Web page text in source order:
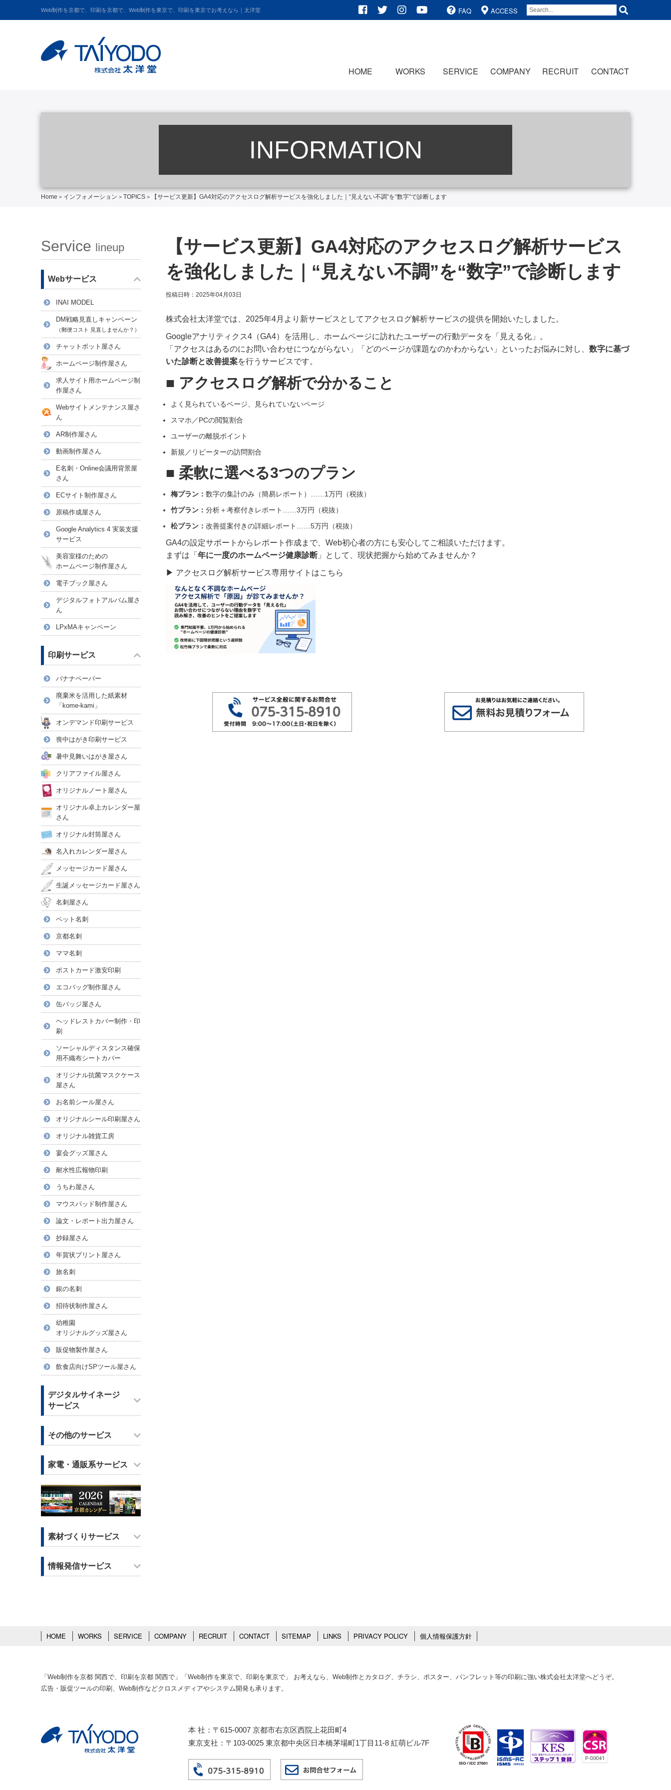
Web制作を京都で、印刷を京都で、Web制作を東京で、印刷を東京でお考えなら｜太洋堂 FAQ ACCESS
HOME WORKS SERVICE COMPANY RECRUIT CONTACT
INFORMATION
Home > インフォメーション > TOPICS > 【サービス更新】GA4対応のアクセスログ解析サービスを強化しました｜“見えない不調”を“数字”で診断します
【サービス更新】GA4対応のアクセスログ解析サービス
を強化しました｜“見えない不調”を“数字”で診断します
投稿日時：2025年04月03日
株式会社太洋堂では、2025年4月より新サービスとしてアクセスログ解析サービスの提供を開始いたしました。
Googleアナリティクス4（GA4）を活用し、ホームページに訪れたユーザーの行動データを「見える化」。
「アクセスはあるのにお問い合わせにつながらない」「どのページが課題なのかわからない」といったお悩みに対し、 数字に基づ
いた診断と改善提案を行うサービスです。
■ アクセスログ解析で分かること
よく見られているページ、見られていないページ
スマホ／PCの閲覧割合
ユーザーの離脱ポイント
新規／リピーターの訪問割合
■ 柔軟に選べる3つのプラン
梅プラン： 数字の集計のみ（簡易レポート）……1万円（税抜）
竹プラン： 分析＋考察付きレポート……3万円（税抜）
松プラン： 改善提案付きの詳細レポート……5万円（税抜）
GA4の設定サポートからレポート作成まで、Web初心者の方にも安心してご相談いただけます。
まずは「 年に一度のホームページ健康診断 」として、現状把握から始めてみませんか？
▶ アクセスログ解析サービス専用サイトはこちら
Service lineup
Webサービス
INAI MODEL
DM戦略見直しキャンペーン
（郵便コスト 見直しませんか？）
チャットボット屋さん
ホームページ制作屋さん
求人サイト用ホームページ制
作屋さん
Webサイトメンテナンス屋さ
ん
AR制作屋さん
動画制作屋さん
E名刺・Online会議用背景屋
さん
ECサイト制作屋さん
原稿作成屋さん
Google Analytics 4 実装支援
サービス
美容室様のための
ホームページ制作屋さん
電子ブック屋さん
デジタルフォトアルバム屋さ
ん
LPxMAキャンペーン
印刷サービス
バナナペーパー
廃棄米を活用した紙素材
「kome-kami」
オンデマンド印刷サービス
喪中はがき印刷サービス
暑中見舞いはがき屋さん
クリアファイル屋さん
オリジナルノート屋さん
オリジナル卓上カレンダー屋
さん
オリジナル封筒屋さん
名入れカレンダー屋さん
メッセージカード屋さん
生誕メッセージカード屋さん
名刺屋さん
ペット名刺
京都名刺
ママ名刺
ポストカード激安印刷
エコバッグ制作屋さん
缶バッジ屋さん
ヘッドレストカバー制作・印
刷
ソーシャルディスタンス確保
用不織布シートカバー
オリジナル抗菌マスクケース
屋さん
お名前シール屋さん
オリジナルシール印刷屋さん
オリジナル雑貨工房
宴会グッズ屋さん
耐水性広報物印刷
うちわ屋さん
マウスパッド制作屋さん
論文・レポート出力屋さん
抄録屋さん
年賀状プリント屋さん
旅名刺
銀の名刺
招待状制作屋さん
幼稚園
オリジナルグッズ屋さん
販促物製作屋さん
飲食店向けSPツール屋さん
デジタルサイネージ
サービス
その他のサービス
家電・通販系サービス
素材づくりサービス
情報発信サービス
HOME WORKS SERVICE COMPANY RECRUIT CONTACT SITEMAP LINKS PRIVACY POLICY 個人情報保護方針
「Web制作を京都 関西で、印刷を京都 関西で」「Web制作を東京で、印刷を東京で」 お考えなら、Web制作とカタログ、チラシ、ポスター、パンフレット等の印刷に強い株式会社太洋堂へどうぞ。
広告・販促ツールの印刷、Web制作などクロスメディアやシステム開発も承ります。
本 社：〒615-0007 京都市右京区西院上花田町4
東京支社：〒103-0025 東京都中央区日本橋茅場町1丁目11-8 紅萌ビル7F